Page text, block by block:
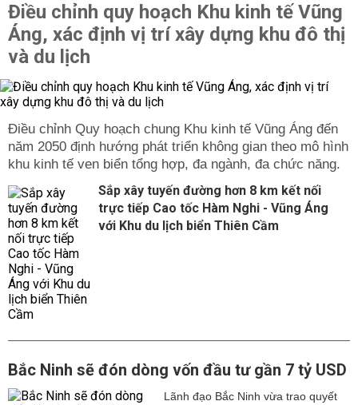
Điều chỉnh quy hoạch Khu kinh tế Vũng
Áng, xác định vị trí xây dựng khu đô thị
và du lịch
Điều chỉnh Quy hoạch chung Khu kinh tế Vũng Áng đến
năm 2050 định hướng phát triển không gian theo mô hình
khu kinh tế ven biển tổng hợp, đa ngành, đa chức năng.
Sắp xây tuyến đường hơn 8 km kết nối
trực tiếp Cao tốc Hàm Nghi - Vũng Áng
với Khu du lịch biển Thiên Cầm
Bắc Ninh sẽ đón dòng vốn đầu tư gần 7 tỷ USD
Lãnh đạo Bắc Ninh vừa trao quyết